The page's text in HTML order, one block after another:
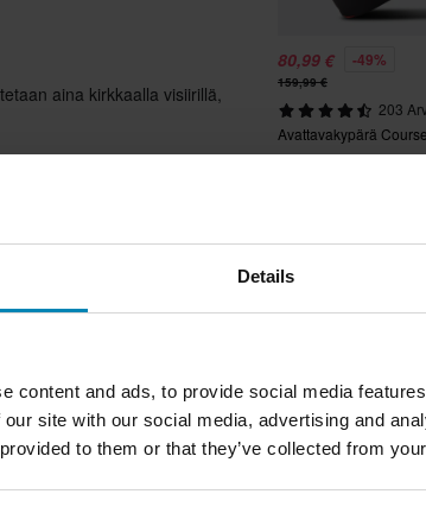
Details
content and ads, to provide social media
site with our social media, advertising and
to them or that they’ve collected from
aina kirkkaalla visiirillä,
LS2
Pikairrotettavat poskipalat,
aina parhaamme
80,99 € -49%
159,99 €
203
Avattavakypärä